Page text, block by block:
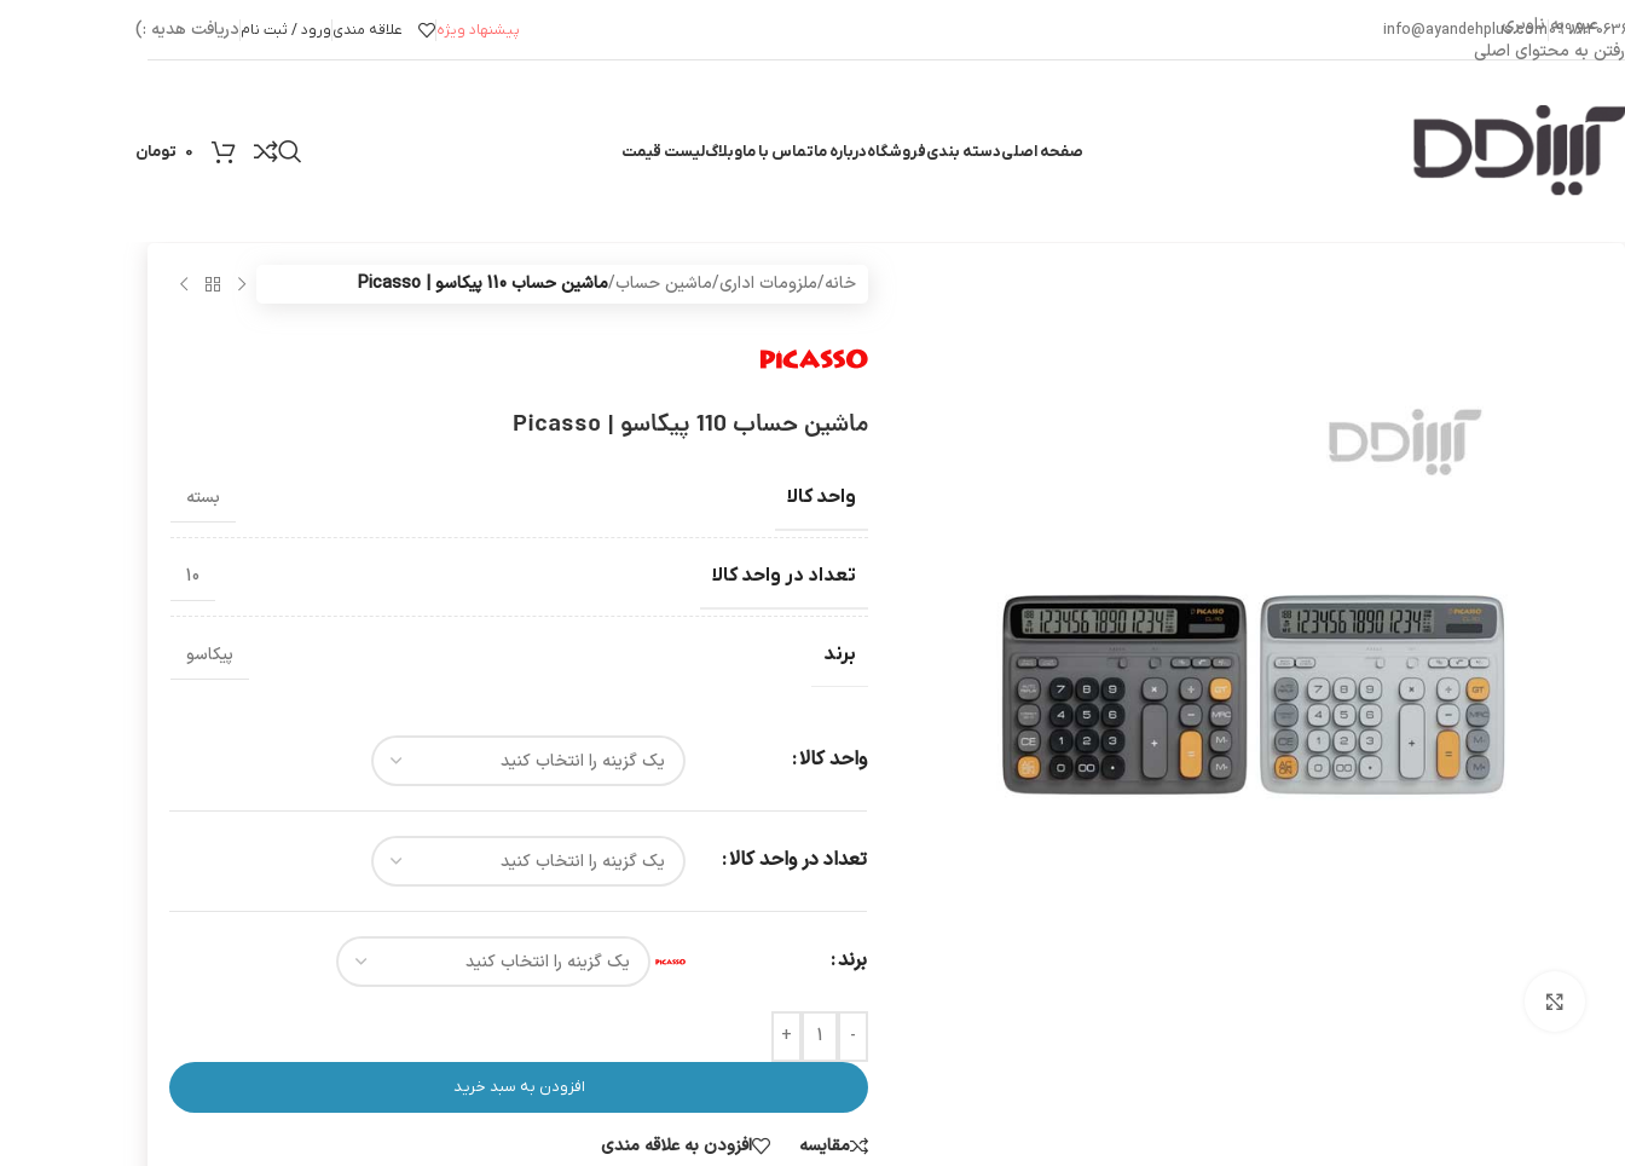
عبور به ناوبری
رفتن به محتوای اصلی
info@ayandehplus.com پیشنهاد ویژه علاقه مندیورود / ثبت نامدریافت هدیه :)
صفحه اصلیدسته بندیفروشگاهدرباره ماتماس با ماوبلاگلیست قیمت 0 تومان
خانه/ملزومات اداری/ماشین حساب/ماشین حساب 110 پیکاسو | Picasso
ماشین حساب 110 پیکاسو | Picasso
واحد کالا بسته
تعداد در واحد کالا 10
برند پیکاسو
واحد کالا
تعداد در واحد کالا
برند
-
+
افزودن به سبد خرید
مقایسه افزودن به علاقه مندی